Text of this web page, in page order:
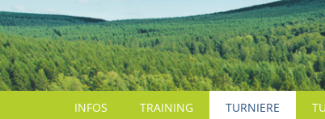
INFOS TRAINING TURNIERE